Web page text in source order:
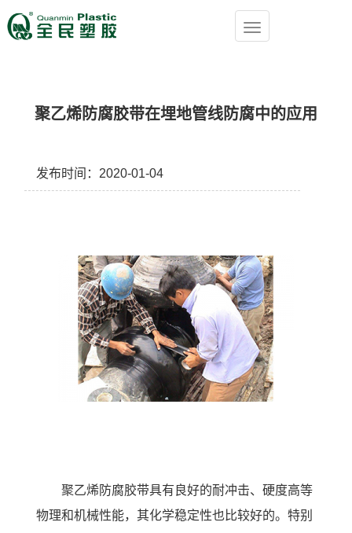
聚乙烯防腐胶带在埋地管线防腐中的应用
发布时间：2020-01-04
聚乙烯防腐胶带具有良好的耐冲击、硬度高等
物理和机械性能，其化学稳定性也比较好的。特别